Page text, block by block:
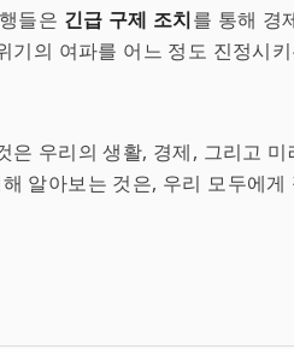
들은 긴급 구제 조치를 통해 경
의 여파를 어느 정도 진정시
은 우리의 생활, 경제, 그리고 미
알아보는 것은, 우리 모두에게